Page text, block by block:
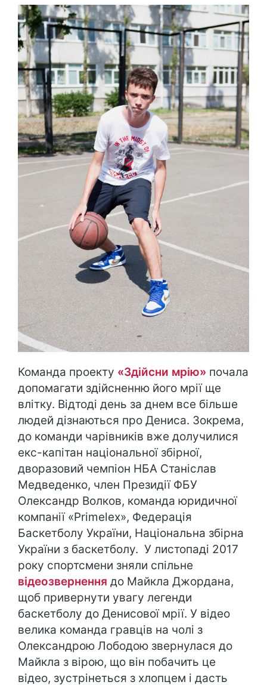
Команда проекту «Здійсни мрію» почала
допомагати здійсненню його мрії ще
влітку. Відтоді день за днем все більше
людей дізнаються про Дениса. Зокрема,
до команди чарівників вже долучилися
екс-капітан національної збірної,
дворазовий чемпіон НБА Станіслав
Медведенко, член Президії ФБУ
Олександр Волков, команда юридичної
компанії «Primelex», Федерація
Баскетболу України, Національна збірна
України з баскетболу. У листопаді 2017
року спортсмени зняли спільне
відеозвернення до Майкла Джордана,
щоб привернути увагу легенди
баскетболу до Денисової мрії. У відео
велика команда гравців на чолі з
Олександрою Лободою звернулася до
Майкла з вірою, що він побачить це
відео, зустрінеться з хлопцем і дасть